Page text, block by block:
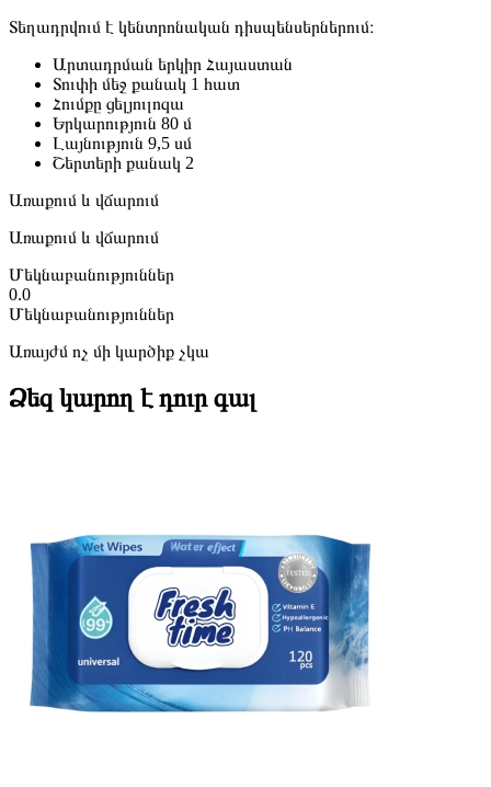
Տեղադրվում է կենտրոնական դիսպենսերներում։
Արտադրման երկիր Հայաստան
Տուփի մեջ քանակ 1 հատ
Հումքը ցելյուլոզա
Երկարություն 80 մ
Լայնություն 9,5 սմ
Շերտերի քանակ 2
Առաքում և վճարում
Առաքում և վճարում
Մեկնաբանություններ
0.0
Մեկնաբանություններ
Առայժմ ոչ մի կարծիք չկա
Ձեզ կարող է դուր գալ